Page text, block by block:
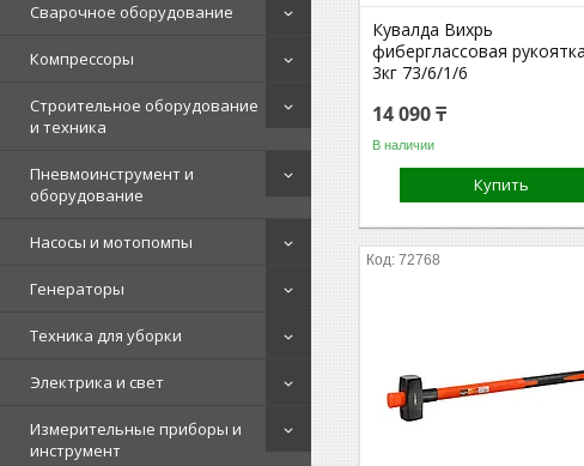
Сварочное оборудование
Компрессоры
Строительное оборудование
и техника
Пневмоинструмент и
оборудование
Насосы и мотопомпы
Генераторы
Техника для уборки
Электрика и свет
Измерительные приборы и
инструмент
Кувалда Вихрь
фиберглассовая
3кг 73/6/1/6
14 090 ₸
В наличии
Купить
72768